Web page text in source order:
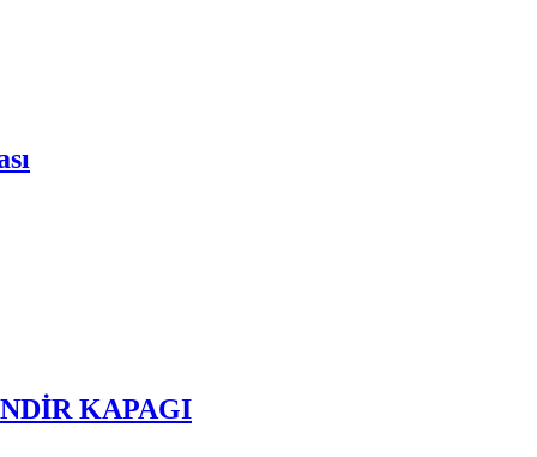
KAPAGI